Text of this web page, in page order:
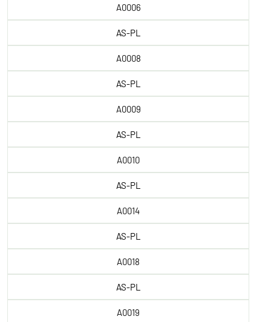
A0006
AS-PL
A0008
AS-PL
A0009
AS-PL
A0010
AS-PL
A0014
AS-PL
A0018
AS-PL
A0019